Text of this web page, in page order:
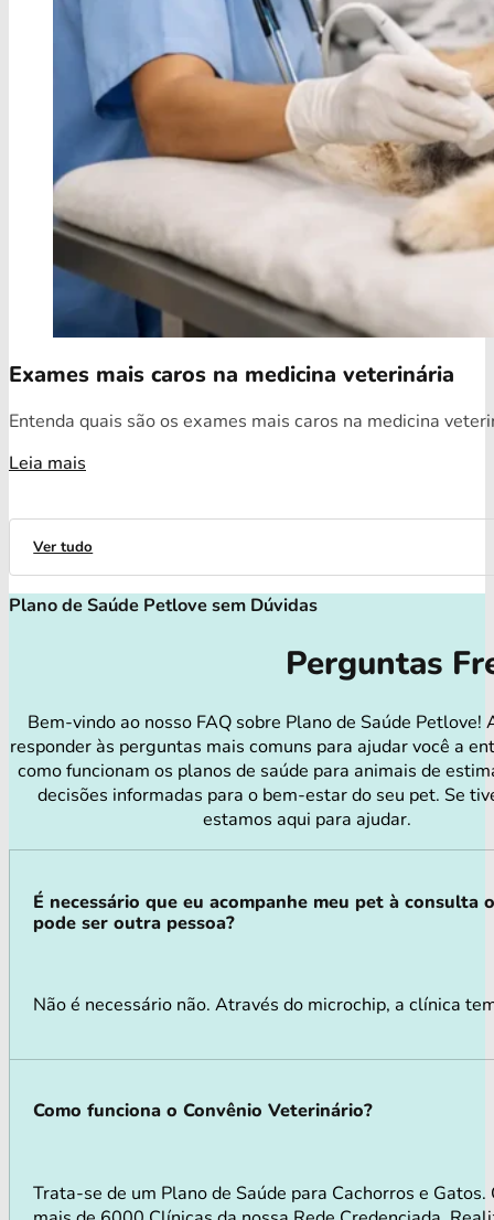
Exames mais caros na medicina veterinária
Entenda quais são os exames mais caros na medicina
Leia mais
Ver tudo
Plano de Saúde Petlove sem Dúvidas
Perguntas
Bem-vindo ao nosso FAQ sobre Plano de Saúde Petlove!
responder às perguntas mais comuns para ajudar você a
como funcionam os planos de saúde para animais de
decisões informadas para o bem-estar do seu pet. Se
estamos aqui para ajudar.
É necessário que eu acompanhe meu pet à consulta
pode ser outra pessoa?
Não é necessário não. Através do microchip, a clínica
Como funciona o Convênio Veterinário?
Trata-se de um Plano de Saúde para Cachorros e